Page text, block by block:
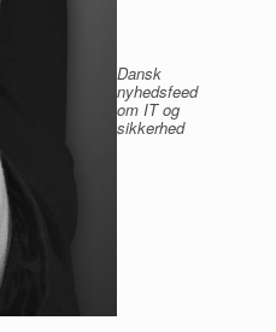
Dansk
nyhedsfeed
om IT og
sikkerhed